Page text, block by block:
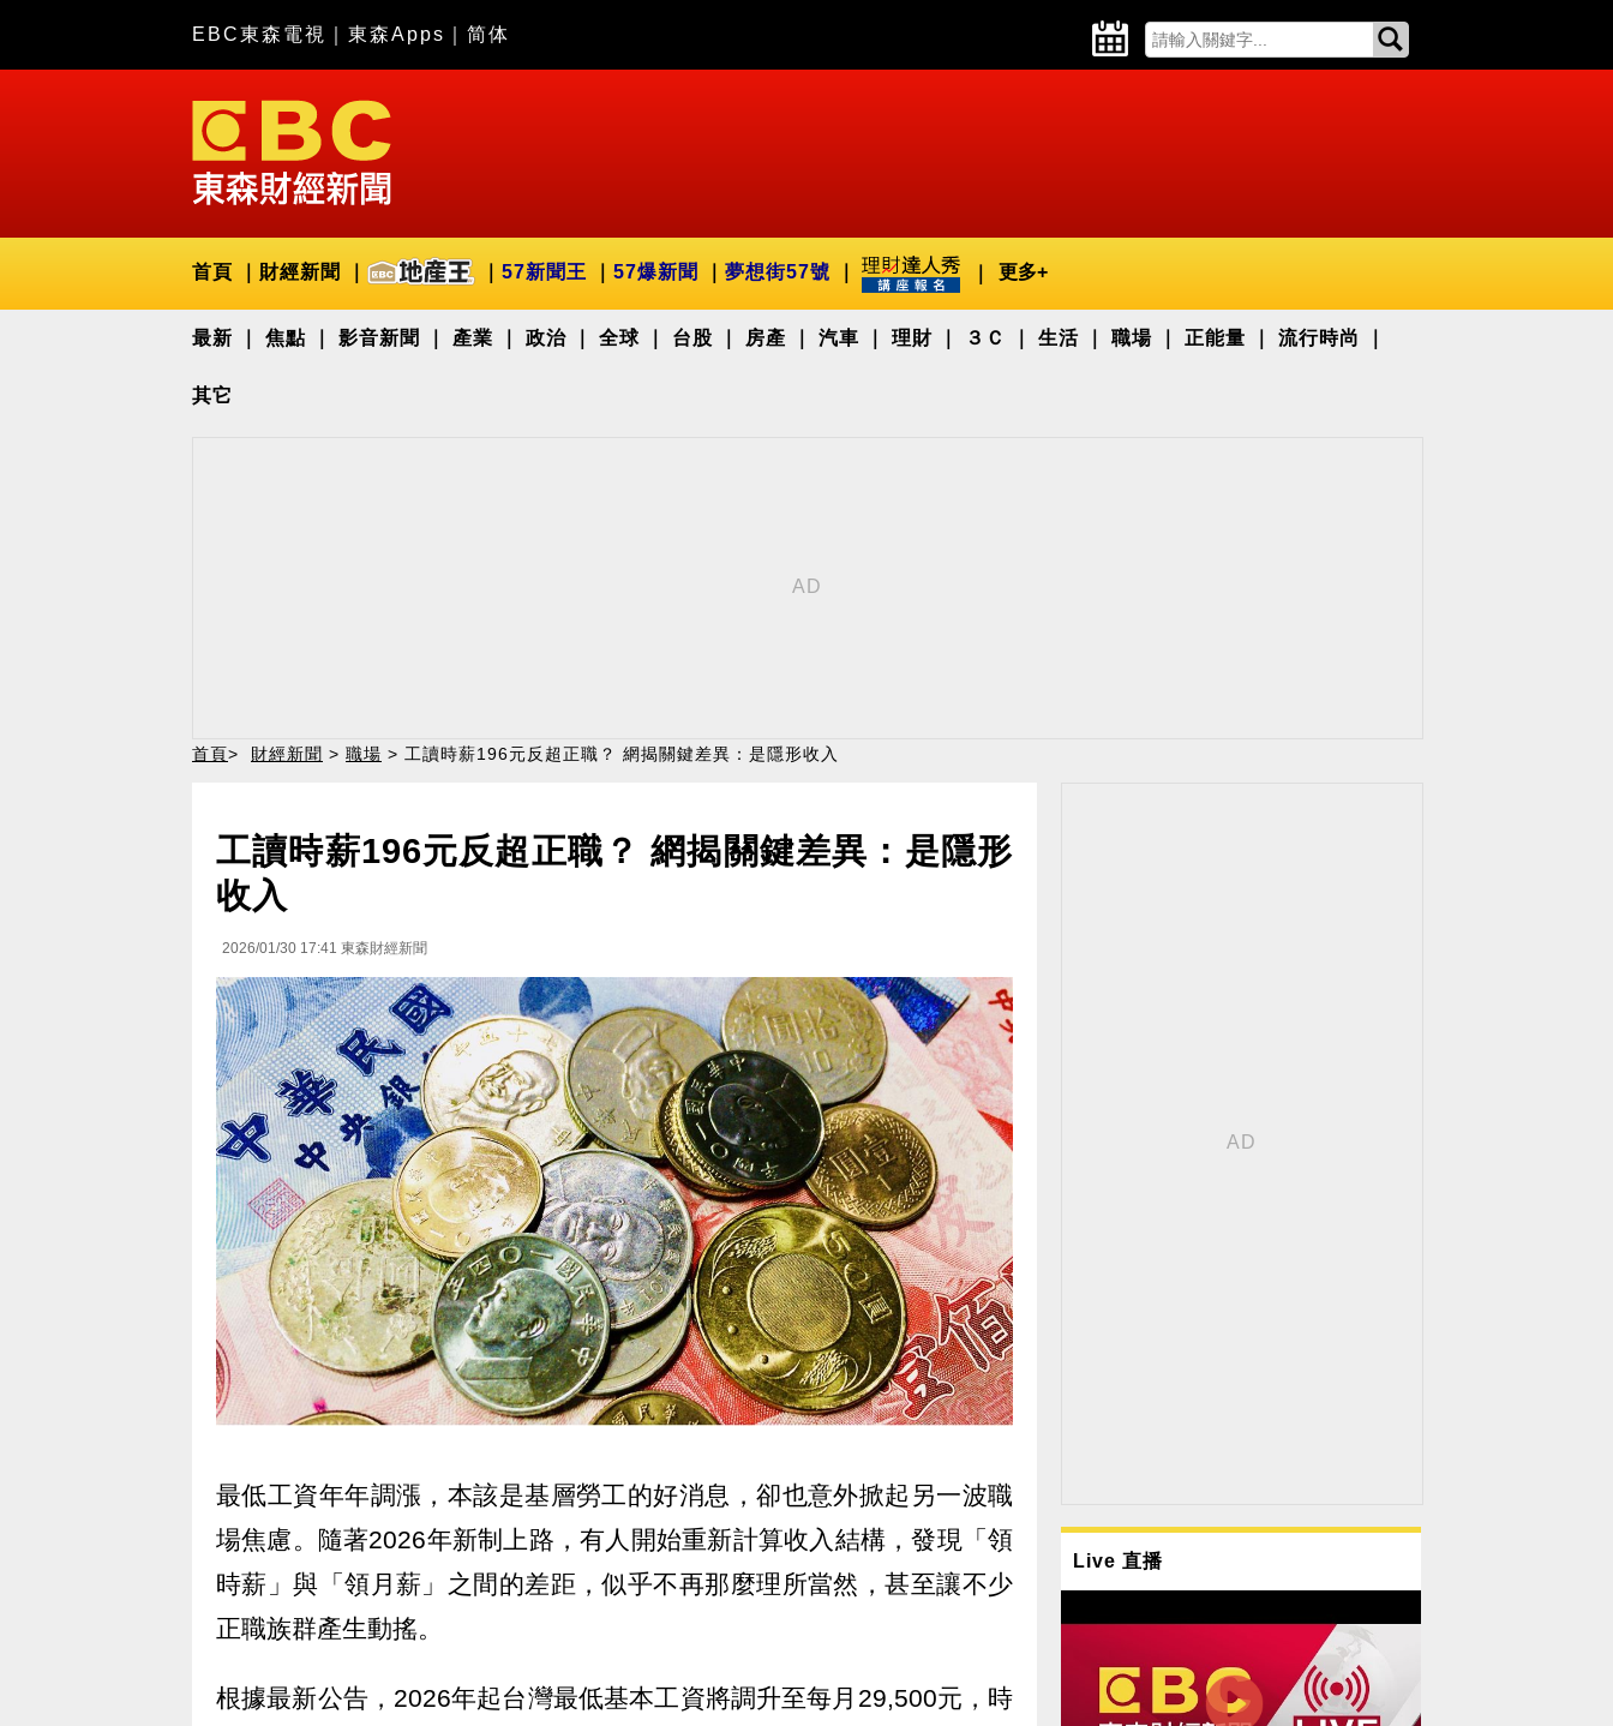
EBC東森電視 東森Apps 简体
首頁 財經新聞 57新聞王 57爆新聞 夢想街57號 更多+
最新 焦點 影音新聞 產業 政治 全球 台股 房產 汽車 理財 ３Ｃ 生活 職場 正能量 流行時尚
其它
首頁> 財經新聞 > 職場 > 工讀時薪196元反超正職？ 網揭關鍵差異：是隱形收入
工讀時薪196元反超正職？ 網揭關鍵差異：是隱形
收入
2026/01/30 17:41 東森財經新聞
最低工資年年調漲，本該是基層勞工的好消息，卻也意外掀起另一波職
場焦慮。隨著2026年新制上路，有人開始重新計算收入結構，發現「領
時薪」與「領月薪」之間的差距，似乎不再那麼理所當然，甚至讓不少
正職族群產生動搖。
根據最新公告，2026年起台灣最低基本工資將調升至每月29,500元，時
Live 直播